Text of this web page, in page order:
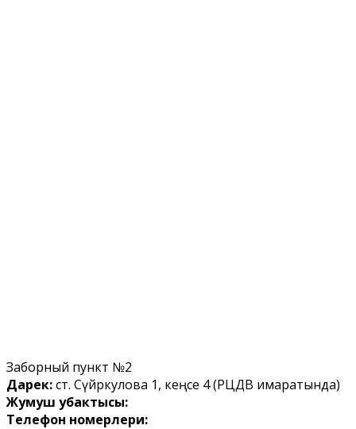
Заборный пункт №2
Дарек:ст. Сүйөркулова 1, кеңсе 4 (РЦДВ имаратында)
Жумуш убактысы:
Телефон номерлери: